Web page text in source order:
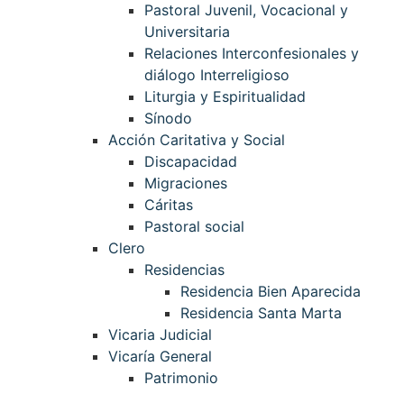
Pastoral Juvenil, Vocacional y
Universitaria
Relaciones Interconfesionales y
diálogo Interreligioso
Liturgia y Espiritualidad
Sínodo
Acción Caritativa y Social
Discapacidad
Migraciones
Cáritas
Pastoral social
Clero
Residencias
Residencia Bien Aparecida
Residencia Santa Marta
Vicaria Judicial
Vicaría General
Patrimonio